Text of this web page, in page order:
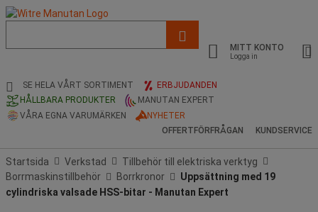
och
sökhistorik
MITT KONTO
Logga in
SE HELA VÅRT SORTIMENT
ERBJUDANDEN
HÅLLBARA PRODUKTER
MANUTAN EXPERT
VÅRA EGNA VARUMÄRKEN
NYHETER
OFFERTFÖRFRÅGAN
KUNDSERVICE
Startsida Verkstad
Tillbehör till elektriska verktyg
Borrmaskinstillbehör
Borrkronor
Uppsättning med 19
cylindriska valsade HSS-bitar - Manutan Expert